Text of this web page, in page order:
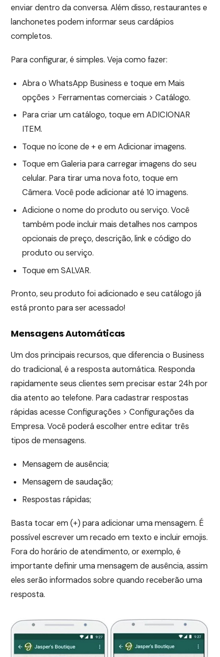
enviar dentro da conversa. Além disso, restaurantes e
lanchonetes podem informar seus cardápios
completos.
Para configurar, é simples. Veja como fazer:
Abra o WhatsApp Business e toque em Mais
opções > Ferramentas comerciais > Catálogo.
Para criar um catálogo, toque em ADICIONAR
ITEM.
Toque no ícone de + e em Adicionar imagens.
Toque em Galeria para carregar imagens do seu
celular. Para tirar uma nova foto, toque em
Câmera. Você pode adicionar até 10 imagens.
Adicione o nome do produto ou serviço. Você
também pode incluir mais detalhes nos campos
opcionais de preço, descrição, link e código do
produto ou serviço.
Toque em SALVAR.
Pronto, seu produto foi adicionado e seu catálogo já
está pronto para ser acessado!
Mensagens Automáticas
Um dos principais recursos, que diferencia o Business
do tradicional, é a resposta automática. Responda
rapidamente seus clientes sem precisar estar 24h por
dia atento ao telefone. Para cadastrar respostas
rápidas acesse Configurações > Configurações da
Empresa. Você poderá escolher entre editar três
tipos de mensagens.
Mensagem de ausência;
Mensagem de saudação;
Respostas rápidas;
Basta tocar em (+) para adicionar uma mensagem. É
possível escrever um recado em texto e incluir emojis.
Fora do horário de atendimento, or exemplo, é
importante definir uma mensagem de ausência, assim
eles serão informados sobre quando receberão uma
resposta.